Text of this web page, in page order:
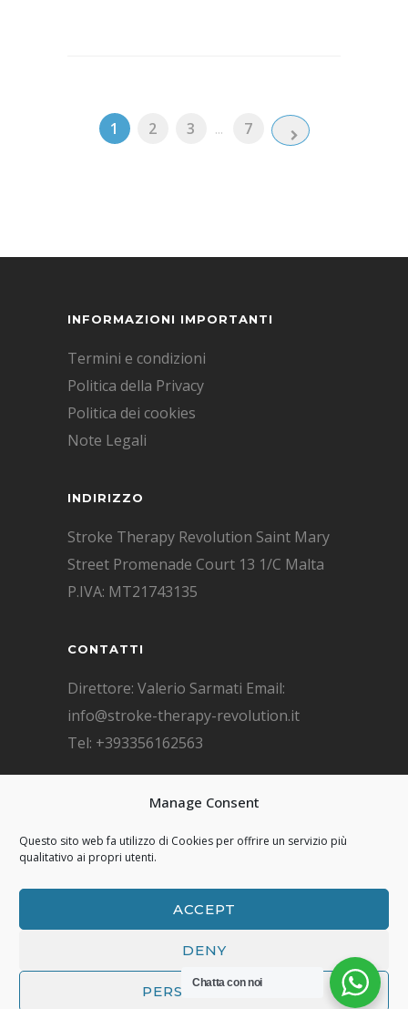
Manage Consent
Questo sito web fa utilizzo di Cookies per offrire un servizio più
qualitativo ai propri utenti.
ACCEPT
DENY
PERSONALIZZA
1 2 3 ... 7
INFORMAZIONI IMPORTANTI
Termini e condizioni
Politica della Privacy
Politica dei cookies
Note Legali
INDIRIZZO
Stroke Therapy Revolution Saint Mary
Street Promenade Court 13 1/C Malta
P.IVA: MT21743135
CONTATTI
Direttore: Valerio Sarmati Email:
info@stroke-therapy-revolution.it
Tel: +393356162563
F.A.Q. DOMANDE FREQUENTI
F.A.Q.
© Copyright 2026 Stroke Therapy
Chatta con noi